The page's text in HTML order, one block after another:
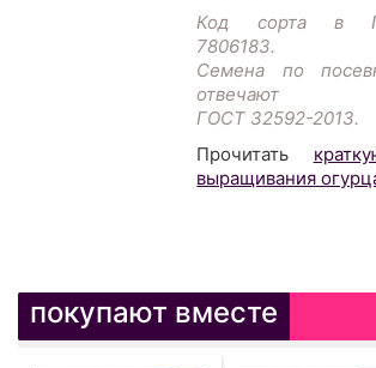
Код сорта в
7806183.
Семена по
отвечают
ГОСТ 32592-2013.
Прочитать
выращивания
покупают вместе